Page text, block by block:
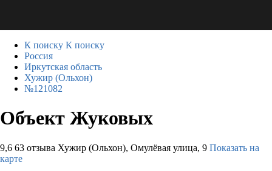
К поиску К поиску
Россия
Иркутская область
Хужир (Ольхон)
№121082
Объект Жуковых
9,6 63 отзыва Хужир (Ольхон), Омулёвая улица, 9 Показать на
карте